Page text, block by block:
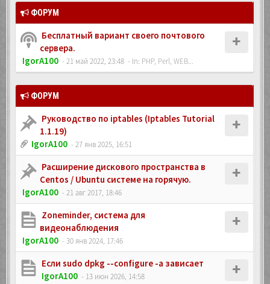
ФОРУМ
Бесплатный вариант своего почтового
сервера.
IgorA100 - 21 май 2022, 23:48 - In: PHP, Perl, WEB...
ФОРУМ
Руководство по iptables (Iptables Tutorial
1.1.19)
IgorA100 - 27 янв 2025, 16:51
Расширение дискового пространства в
Centos / Ubuntu системе на горячую.
IgorA100 - 21 авг 2017, 18:46
Zoneminder, система для
видеонаблюдения
IgorA100 - 30 янв 2024, 17:46
Если sudo dpkg --configure -a зависает
IgorA100 - 13 июн 2026, 14:58